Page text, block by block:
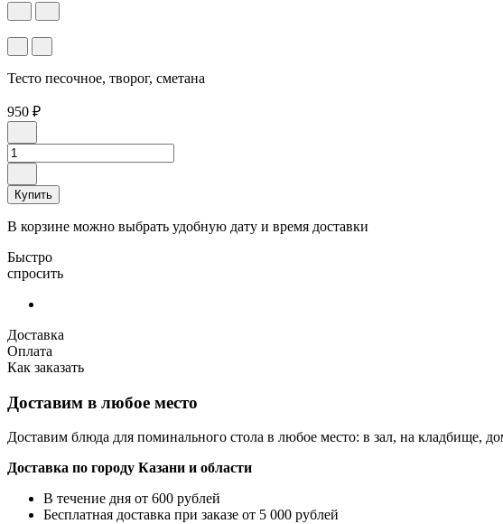
Тесто песочное, творог, сметана
950 ₽
Купить
В корзине можно выбрать удобную дату и время доставки
Быстро
спросить
Доставка
Оплата
Как заказать
Доставим в любое место
Доставим блюда для поминального стола в любое место: в зал, на кладбище,
Доставка по городу Казани и области
В течение дня от 600 рублей
Бесплатная доставка при заказе от 5 000 рублей